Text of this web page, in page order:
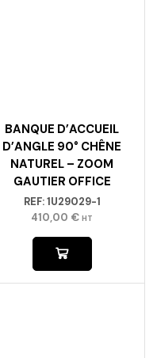
BANQUE D’ACCUEIL
D’ANGLE 90° CHÊNE
NATUREL – ZOOM
GAUTIER OFFICE
REF:1U29029-1
410,00 € HT